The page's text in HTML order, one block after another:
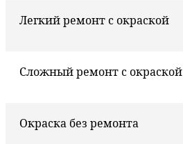
Легкий ремонт с окраской
Сложный ремонт с окраской
Окраска без ремонта